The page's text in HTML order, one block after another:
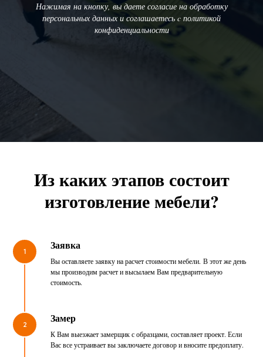
Нажимая на кнопку, вы даете согласие на обработку
персональных данных и соглашаетесь c политикой
конфиденциальности
Из каких этапов состоит
изготовление мебели?
1 Заявка
Вы оставляете заявку на расчет стоимости мебели. В этот же день
мы производим расчет и высылаем Вам предварительную
стоимость.
2 Замер
К Вам выезжает замерщик с образцами, составляет проект. Если
Вас все устраивает вы заключаете договор и вносите предоплату.